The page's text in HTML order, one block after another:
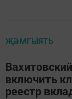
ҖӘМГЫЯТЬ
включить
реестр